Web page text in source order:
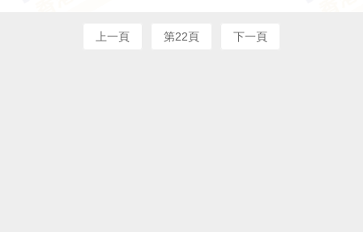
上一頁 第22頁 下一頁